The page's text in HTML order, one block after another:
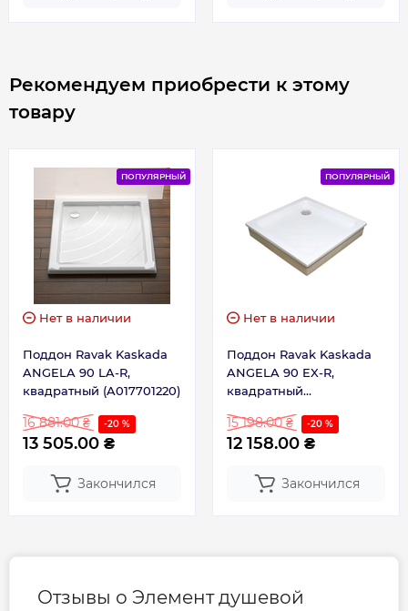
Рекомендуем приобрести к этому
товару
ПОПУЛЯРНЫЙ
Нет в наличии
Поддон Ravak Kaskada
ANGELA 90 LA-R,
квадратный (A017701220)
16 881.00 ₴ -20 %
13 505.00 ₴
Закончился
ПОПУЛЯРНЫЙ
Нет в наличии
Поддон Ravak Kaskada
ANGELA 90 EX-R,
квадратный
15 198.00 ₴ -20 %
12 158.00 ₴
Закончился
Отзывы о Элемент душевой